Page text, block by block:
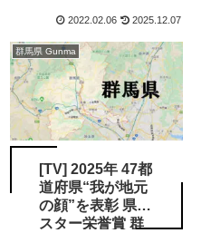
2022.02.06 2025.12.07
群馬県 Gunma
[TV] 2025年 47都
道府県“我が地元
の顔”を表彰 県民
スター栄誉賞 群